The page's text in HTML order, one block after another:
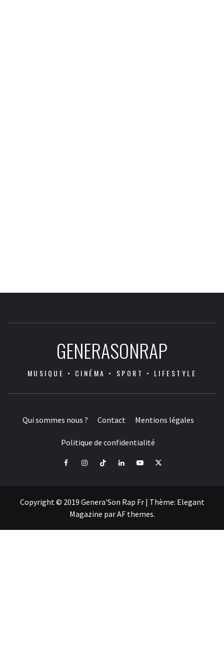
GENERASONRAP
MUSIQUE • CINÉMA • SPORT • LIFESTYLE
Qui sommes nous ? Contact Mentions légales
Politique de confidentialité
FacebookInstagramTiktok LinkedInYoutube
X
Copyright © 2019 Genera'Son Rap Fr | Thème: Elegant
Magazine parAF themes.